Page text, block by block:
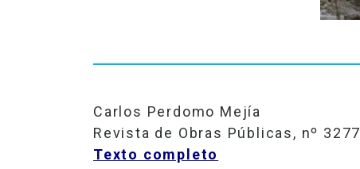
Carlos Perdomo Mejía
Revista de Obras Públicas, nº 3277
Texto completo